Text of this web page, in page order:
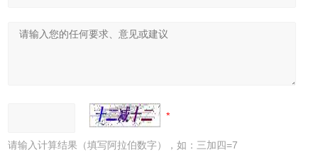
请输入计算结果（填写阿拉伯数字），如：三加四=7